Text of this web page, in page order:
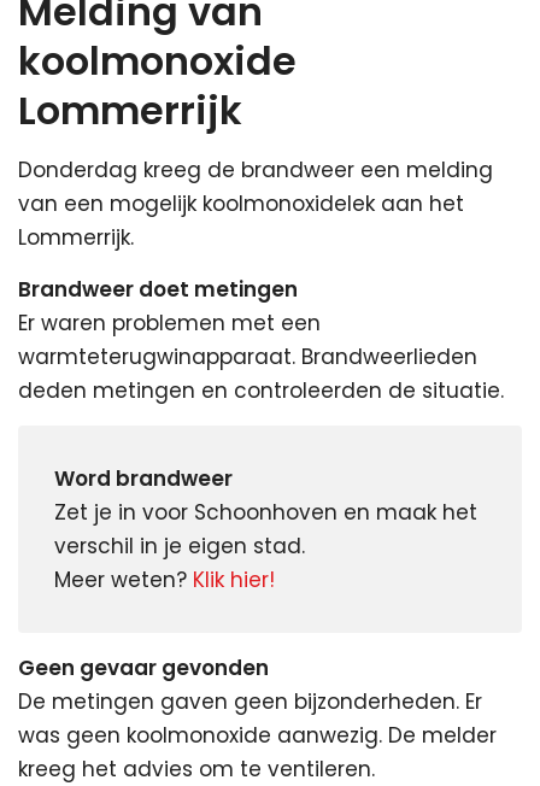
Melding van
koolmonoxide
Lommerrijk
Donderdag kreeg de brandweer een melding
van een mogelijk koolmonoxidelek aan het
Lommerrijk.
Brandweer doet metingen
Er waren problemen met een
warmteterugwinapparaat. Brandweerlieden
deden metingen en controleerden de situatie.
Word brandweer
Zet je in voor Schoonhoven en maak het
verschil in je eigen stad.
Meer weten? Klik hier!
Geen gevaar gevonden
De metingen gaven geen bijzonderheden. Er
was geen koolmonoxide aanwezig. De melder
kreeg het advies om te ventileren.